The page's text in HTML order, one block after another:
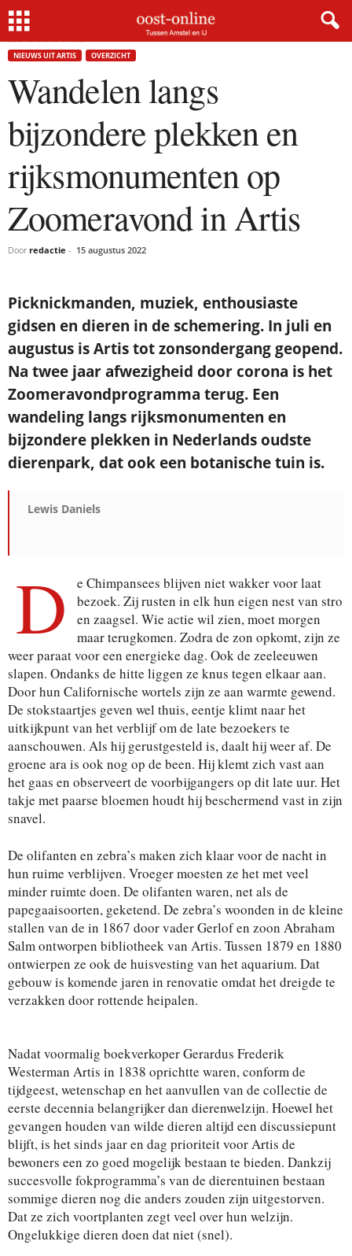
Home
Wandelen langs bijzondere plekken en rijksmonumenten op
Zoomeravond in Artis
NIEUWS UIT ARTIS OVERZICHT
Wandelen langs
bijzondere plekken en
rijksmonumenten op
Zoomeravond in Artis
Door redactie - 15 augustus 2022
Picknickmanden, muziek, enthousiaste
gidsen en dieren in de schemering. In juli en
augustus is Artis tot zonsondergang geopend.
Na twee jaar afwezigheid door corona is het
Zoomeravondprogramma terug. Een
wandeling langs rijksmonumenten en
bijzondere plekken in Nederlands oudste
dierenpark, dat ook een botanische tuin is.
Lewis Daniels
D
e Chimpansees blijven niet wakker voor laat
bezoek. Zij rusten in elk hun eigen nest van stro
en zaagsel. Wie actie wil zien, moet morgen
maar terugkomen. Zodra de zon opkomt, zijn ze
weer paraat voor een energieke dag. Ook de zeeleeuwen
slapen. Ondanks de hitte liggen ze knus tegen elkaar aan.
Door hun Californische wortels zijn ze aan warmte gewend.
De stokstaartjes geven wel thuis, eentje klimt naar het
uitkijkpunt van het verblijf om de late bezoekers te
aanschouwen. Als hij gerustgesteld is, daalt hij weer af. De
groene ara is ook nog op de been. Hij klemt zich vast aan
het gaas en observeert de voorbijgangers op dit late uur. Het
takje met paarse bloemen houdt hij beschermend vast in zijn
snavel.
De olifanten en zebra’s maken zich klaar voor de nacht in
hun ruime verblijven. Vroeger moesten ze het met veel
minder ruimte doen. De olifanten waren, net als de
papegaaisoorten, geketend. De zebra’s woonden in de kleine
stallen van de in 1867 door vader Gerlof en zoon Abraham
Salm ontworpen bibliotheek van Artis. Tussen 1879 en 1880
ontwierpen ze ook de huisvesting van het aquarium. Dat
gebouw is komende jaren in renovatie omdat het dreigde te
verzakken door rottende heipalen.
Nadat voormalig boekverkoper Gerardus Frederik
Westerman Artis in 1838 oprichtte waren, conform de
tijdgeest, wetenschap en het aanvullen van de collectie de
eerste decennia belangrijker dan dierenwelzijn. Hoewel het
gevangen houden van wilde dieren altijd een discussiepunt
blijft, is het sinds jaar en dag prioriteit voor Artis de
bewoners een zo goed mogelijk bestaan te bieden. Dankzij
succesvolle fokprogramma’s van de dierentuinen bestaan
sommige dieren nog die anders zouden zijn uitgestorven.
Dat ze zich voortplanten zegt veel over hun welzijn.
Ongelukkige dieren doen dat niet (snel).
×
Gratis NieuwsMail
VOORNAAM
Met de inschrijving accepteer ik de
privacyverklaring.
Je ontvangt een bevestiging in je mailbox.